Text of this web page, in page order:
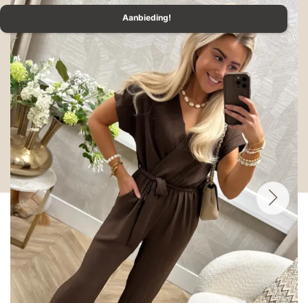
Aanbieding!